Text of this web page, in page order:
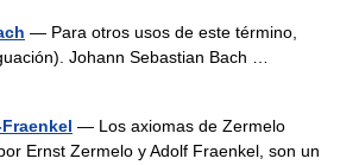
— Para otros usos de este término,
Johann Sebastian Bach …
— Los axiomas de Zermelo
Ernst Zermelo y Adolf Fraenkel, son un